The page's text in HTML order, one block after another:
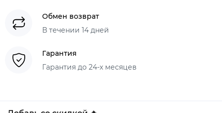
Обмен возврат
В течении 14 дней
Гарантия
Гарантия до 24-х месяцев